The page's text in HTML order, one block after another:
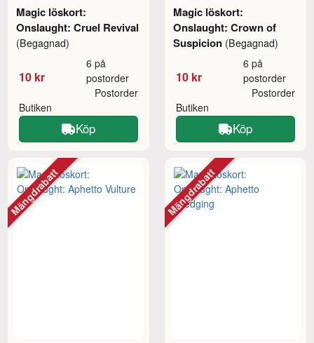
Magic löskort:
Onslaught: Cruel Revival
(Begagnad)
10 kr
6 på
postorder
Butiken
Postorder
Köp
Magic löskort:
Onslaught: Crown of
Suspicion (Begagnad)
10 kr
6 på
postorder
Butiken
Postorder
Köp
Mängdrabatt Mängdrabatt